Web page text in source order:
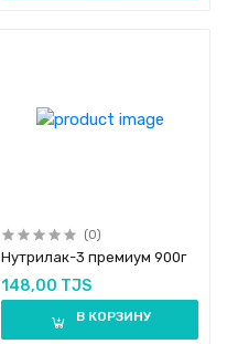
(0)
Нутрилак-3 премиум 900г
148,00 TJS
В КОРЗИНУ